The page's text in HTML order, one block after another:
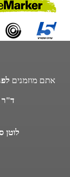
אתם מוזמנים
ד"ר
לוטן